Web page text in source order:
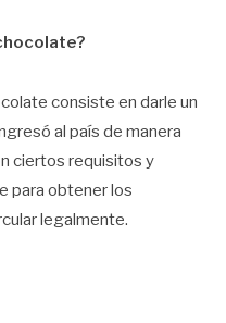
consiste en darle un
al país de manera
ciertos requisitos y
para obtener los
legalmente.